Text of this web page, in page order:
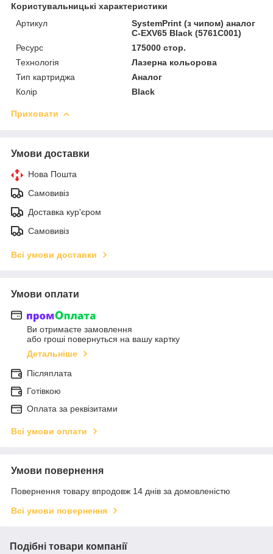
Користувальницькі характеристики
Артикул
SystemPrint (з чипом) аналог
C-EXV65 Black (5761C001)
Ресурс
175000 стор.
Технологія
Лазерна кольорова
Тип картриджа
Аналог
Колір
Black
Приховати
Умови доставки
Нова Пошта
Самовивіз
Доставка кур'єром
Самовивіз
Всі умови доставки
Умови оплати
Ви отримаєте замовлення
або гроші повернуться на вашу картку
Детальніше
Післяплата
Готівкою
Оплата за реквізитами
Всі умови оплати
Умови повернення
Повернення товару впродовж 14 днів за домовленістю
Всі умови повернення
Подібні товари компанії